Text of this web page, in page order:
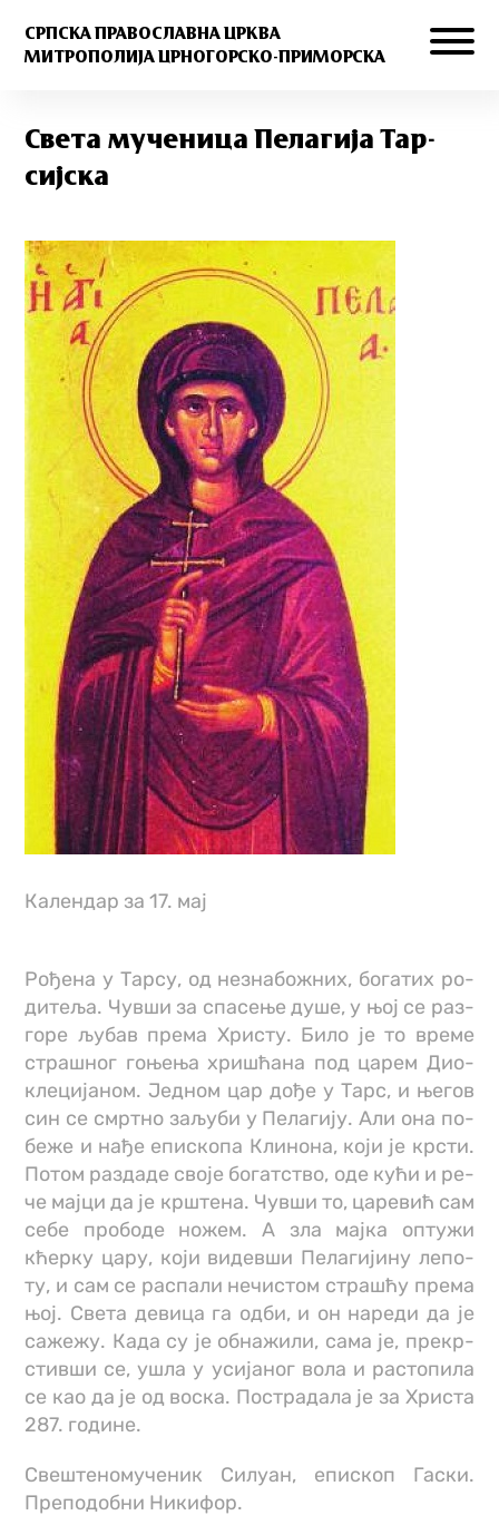
СРПСКА ПРАВОСЛАВНА ЦРКВА
МИТРОПОЛИЈА ЦРНОГОРСКО-ПРИМОРСКА
Све­та му­че­ни­ца Пе­ла­ги­ја Тар­
сиј­ска
Календар за 17. мај
Ро­ђе­на у Тар­су, од не­зна­бо­жних, бо­га­тих ро­
ди­те­ља. Чув­ши за спа­се­ње ду­ше, у њој се раз­
го­ре љу­бав пре­ма Хри­сту. Би­ло је то вре­ме
стра­шног го­ње­ња хри­шћа­на под ца­рем Ди­о­
кле­ци­ја­ном. Јед­ном цар до­ђе у Тарс, и ње­гов
син се смрт­но за­љу­би у Пе­ла­ги­ју. Али она по­
бе­же и на­ђе епи­ско­па Кли­но­на, ко­ји је кр­сти.
По­том раз­да­де сво­је бо­гат­ство, оде ку­ћи и ре­
че мај­ци да је кр­ште­на. Чув­ши то, ца­ре­вић сам
се­бе про­бо­де но­жем. А зла мај­ка оп­ту­жи
кћер­ку ца­ру, ко­ји ви­дев­ши Пе­ла­ги­ји­ну ле­по­
ту, и сам се рас­па­ли не­чи­стом стра­шћу пре­ма
њој. Све­та де­ви­ца га од­би, и он на­ре­ди да је
са­же­жу. Ка­да су је об­на­жи­ли, са­ма је, пре­кр­
стив­ши се, ушла у уси­ја­ног во­ла и рас­то­пи­ла
се као да је од во­ска. По­стра­да­ла је за Хри­ста
287. го­ди­не.
Свештеномученик Силуан, епископ Гаски.
Преподобни Никифор.